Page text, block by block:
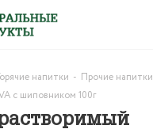
напитки - Прочие напитки
с шиповником 100г